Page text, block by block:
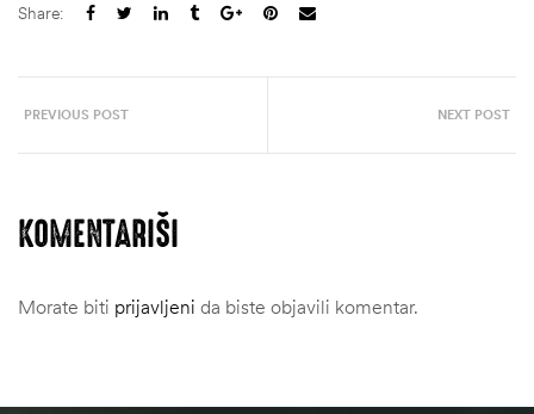
Share:
PREVIOUS POST NEXT POST
KOMENTARIŠI
Morate biti prijavljeni da biste objavili komentar.